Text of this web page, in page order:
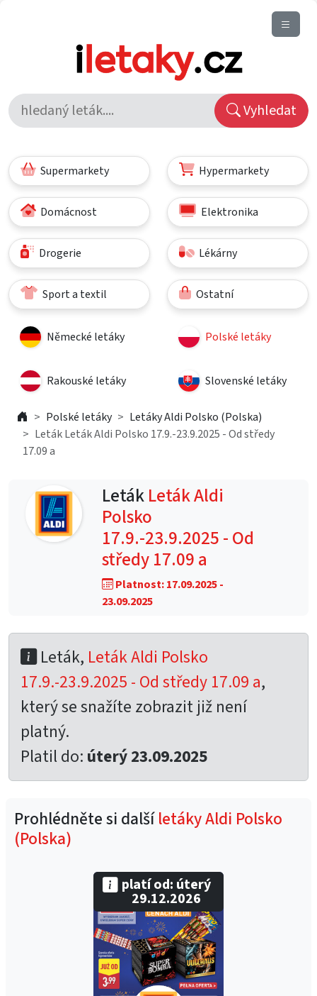
Vyhledat
Supermarkety Hypermarkety
Domácnost Elektronika
Drogerie Lékárny
Sport a textil Ostatní
Německé letáky Polské letáky
Rakouské letáky Slovenské letáky
Polské letáky
Letáky Aldi Polsko (Polska)
Leták Leták Aldi Polsko 17.9.-23.9.2025 - Od středy
17.09 a
LetákLeták Aldi
Polsko
17.9.-23.9.2025 - Od
středy 17.09 a
Platnost: 17.09.2025 -
23.09.2025
Leták, Leták Aldi Polsko
17.9.-23.9.2025 - Od středy 17.09 a,
který se snažíte zobrazit již není
platný.
Platil do: úterý 23.09.2025
Prohlédněte si dalšíletáky Aldi Polsko
(Polska)
platí od: úterý
29.12.2026